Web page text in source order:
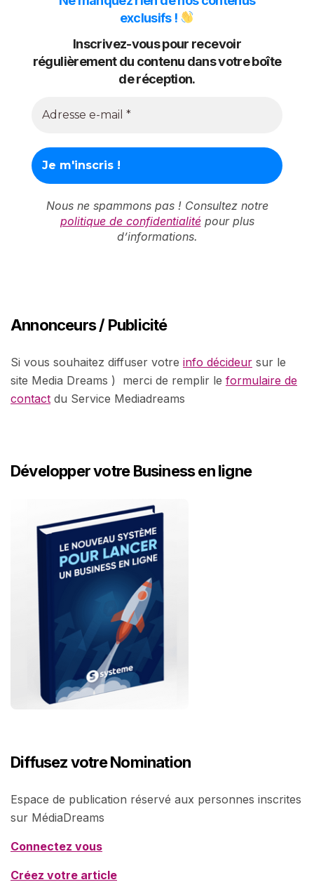
exclusifs !
Inscrivez-vous pour recevoir
régulièrement du contenu dans votre boîte
de réception.
Nous ne spammons pas ! Consultez notre
politique de confidentialitépour plus
d’informations.
Annonceurs / Publicité
Si vous souhaitez diffuser votre info décideur sur le
site Media Dreams ) merci de remplir le formulaire de
contact du Service Mediadreams
Développer votre Business en ligne
Diffusez votre Nomination
Espace de publication réservé aux personnes inscrites
sur MédiaDreams
Connectez vous
Créez votre article